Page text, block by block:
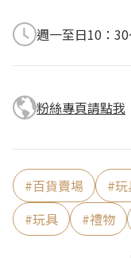
週一至日10：
粉絲專頁請點我
#百貨賣場 #玩
#玩具 #禮物